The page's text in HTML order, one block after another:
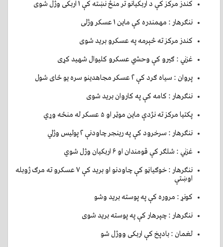
کندز مرکز کې د اربکيانو تر منځ نښته کې ۱ اربکی وژل شوی
ننګرهار : مهمندره کې ماين ۱ عسکر وژلی
کندز مرکز ته څېرمه په عسکرو بريد شوی
غزني : ګيرو کې وحشي عسکرو کليوال شهيد کړی
پروان : سياه ګرد کې ۲ عسکر مجاهدينو سره يو ځای شول
ننګرهار : کامه کې په کاروان بريد شوی
پکتيا مرکز ته نژدې ماين موټر او ۵ عسکر له منځه وړي
ننګرهار : سرخرود کې په رينجر چاودنې ۲ پوليس وژلي
غزني : شلګر کې قومندان او ۶ اربکيان وژل شوي
ننګرهار : خوګياڼو کې چاودنو او بريد کې ۷ عسکرو ته مرګ ژوبله
اوښتې
کونړ : مروره کې په پوسته بريد وشو
ننګرهار : چپرهار کې په پوسته بريد شوی
لغمان : بادپخ کې اربکی ووژل شو